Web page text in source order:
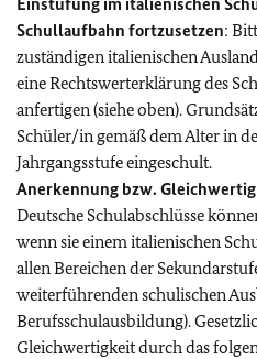
Schullaufbahn fortzusetzen:
zuständigen italienischen
eine Rechtswerterklärung des
anfertigen (siehe oben).
Schüler/in gemäß dem Alter in
Jahrgangsstufe eingeschult.
Anerkennung bzw.
Deutsche Schulabschlüsse
wenn sie einem italienischen
allen Bereichen der
weiterführenden schulischen
Berufsschulausbildung).
Gleichwertigkeit durch das